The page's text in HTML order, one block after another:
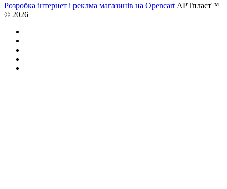
Розробка інтернет і реклма магазинів на Opencart АРТпласт™
© 2026